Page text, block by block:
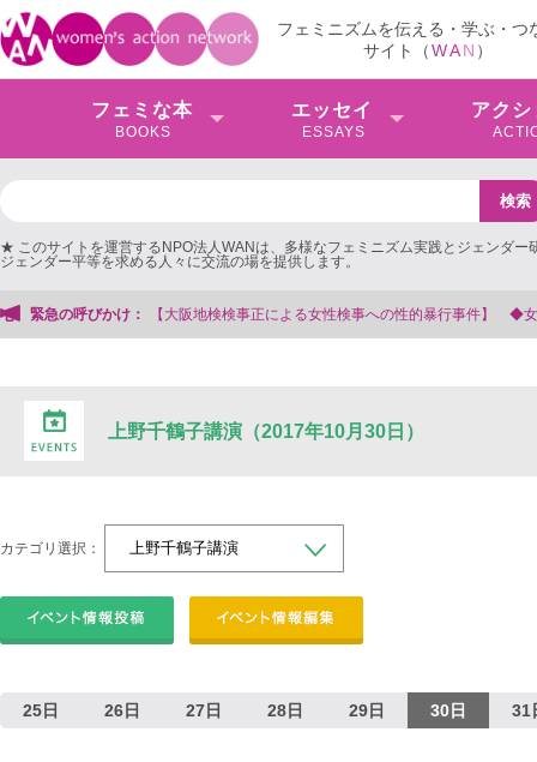
フェミニズムを伝える・学ぶ・つ
サイト（WAN ）
フェミな本
BOOKS
エッセイ
ESSAYS
アクシ
★ このサイトを運営するNPO法人WANは、多様なフェミニズム実践とジェンダー
ジェンダー平等を求める人々に交流の場を提供します。
緊急の呼びかけ：
大阪地検検事正による女性検事への性的暴行事件】 ◆女性検事を支援する会事
上野千鶴子講演（2017年10月30日）
カテゴリ選択：
25日 26日 27日 28日 29日 30日 31